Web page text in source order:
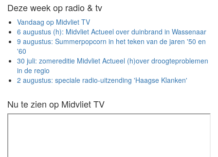
Deze week op radio & tv
Vandaag op Midvliet TV
6 augustus (h): Midvliet Actueel over duinbrand in Wassenaar
9 augustus: Summerpopcorn in het teken van de jaren '50 en
'60
30 juli: zomereditie Midvliet Actueel (h)over droogteproblemen
in de regio
2 augustus: speciale radio-uitzending 'Haagse Klanken'
Nu te zien op Midvliet TV